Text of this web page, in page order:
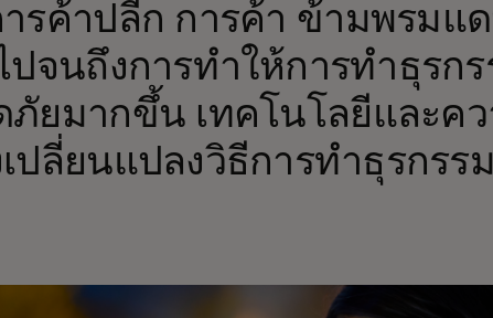
ารค้าปลีก การค้า ข้ามพรมแ
ปจนถึงการทำให้การทำธุรก
ภัยมากขึ้น เทคโนโลยีและค
ปลี่ยนแปลงวิธีการทำธุรกรร